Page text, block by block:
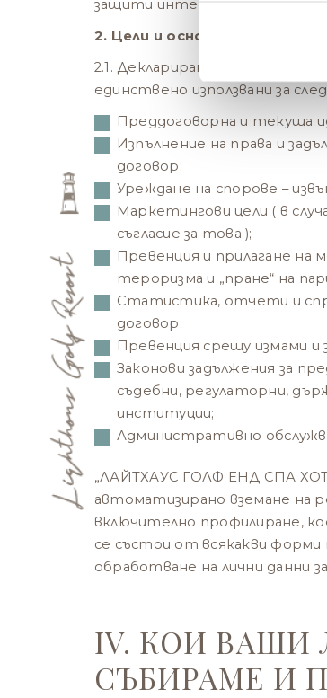
защити интересите на
2. Цели и основания за
2.1. Декларираме, че
единствено използвани за
Преддоговорна и текуща
Изпълнение на права и
договор;
Уреждане на спорове –
Маркетингови цели ( в
съгласие за това );
Превенция и прилагане на
тероризма и „пране“ на
Статистика, отчети и
договор;
Превенция срещу измами и
Законови задължения за
съдебни, регулаторни,
институции;
Административно
„ЛАЙТХАУС ГОЛФ ЕНД СПА
автоматизирано вземане на
включително профилиране,
се състои от всякакви
обработване на лични данни
IV. КОИ
СЪБИРАМЕ И